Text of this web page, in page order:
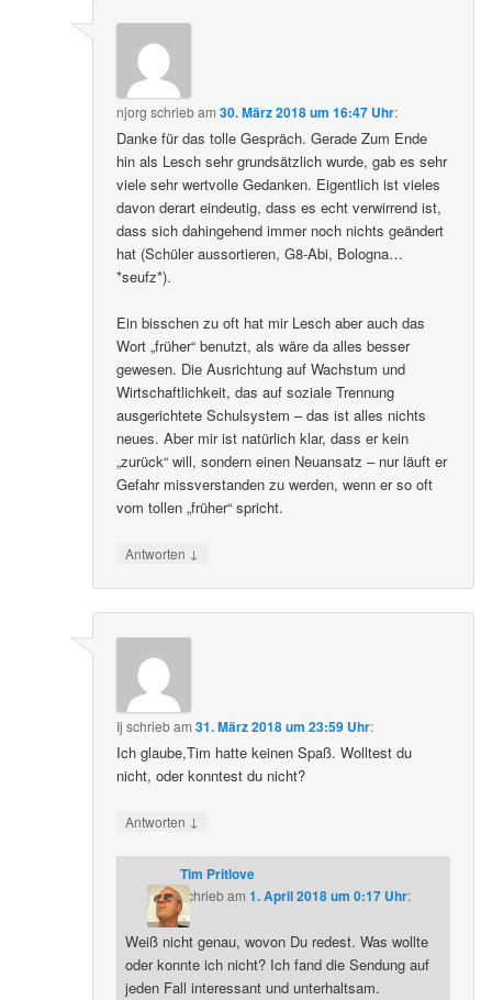
njorg schriebam30. März 2018 um 16:47 Uhr:
Danke für das tolle Gespräch. Gerade Zum Ende
hin als Lesch sehr grundsätzlich wurde, gab es sehr
viele sehr wertvolle Gedanken. Eigentlich ist vieles
davon derart eindeutig, dass es echt verwirrend ist,
dass sich dahingehend immer noch nichts geändert
hat (Schüler aussortieren, G8-Abi, Bologna…
*seufz*).
Ein bisschen zu oft hat mir Lesch aber auch das
Wort „früher“ benutzt, als wäre da alles besser
gewesen. Die Ausrichtung auf Wachstum und
Wirtschaftlichkeit, das auf soziale Trennung
ausgerichtete Schulsystem – das ist alles nichts
neues. Aber mir ist natürlich klar, dass er kein
„zurück“ will, sondern einen Neuansatz – nur läuft er
Gefahr missverstanden zu werden, wenn er so oft
vom tollen „früher“ spricht.
Antworten ↓
Ij schriebam31. März 2018 um 23:59 Uhr:
Ich glaube,Tim hatte keinen Spaß. Wolltest du
nicht, oder konntest du nicht?
Antworten ↓
Tim Pritlove
schriebam 1. April 2018 um 0:17 Uhr:
Weiß nicht genau, wovon Du redest. Was wollte
oder konnte ich nicht? Ich fand die Sendung auf
jeden Fall interessant und unterhaltsam.